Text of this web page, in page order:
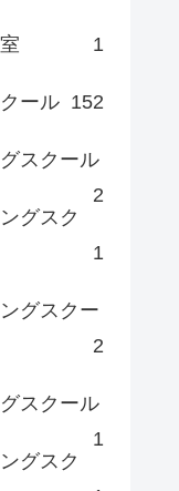
1
ール 152
スクール
2
グスク
1
グスクー
2
スクール
1
グスク